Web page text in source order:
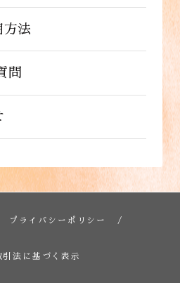
詳しくはこちら
到着後３日以内に当店
。
収書の形態が異なりま
方法
お客様はポイントを利
文画面の「お支払い方
、ポイント利用を入力
す。店舗では利用でき
詳しくはこちら
問
のお問い合わせ
詳しくはこちら
プライバシーポリシー
引法に基づく表示